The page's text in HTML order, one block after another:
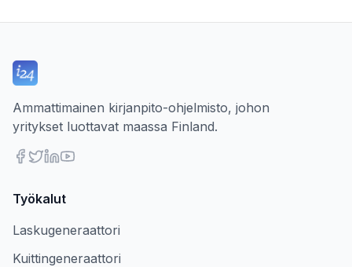
Ammattimainen kirjanpito-ohjelmisto, johon
yritykset luottavat maassa Finland.
Työkalut
Laskugeneraattori
Kuittingeneraattori